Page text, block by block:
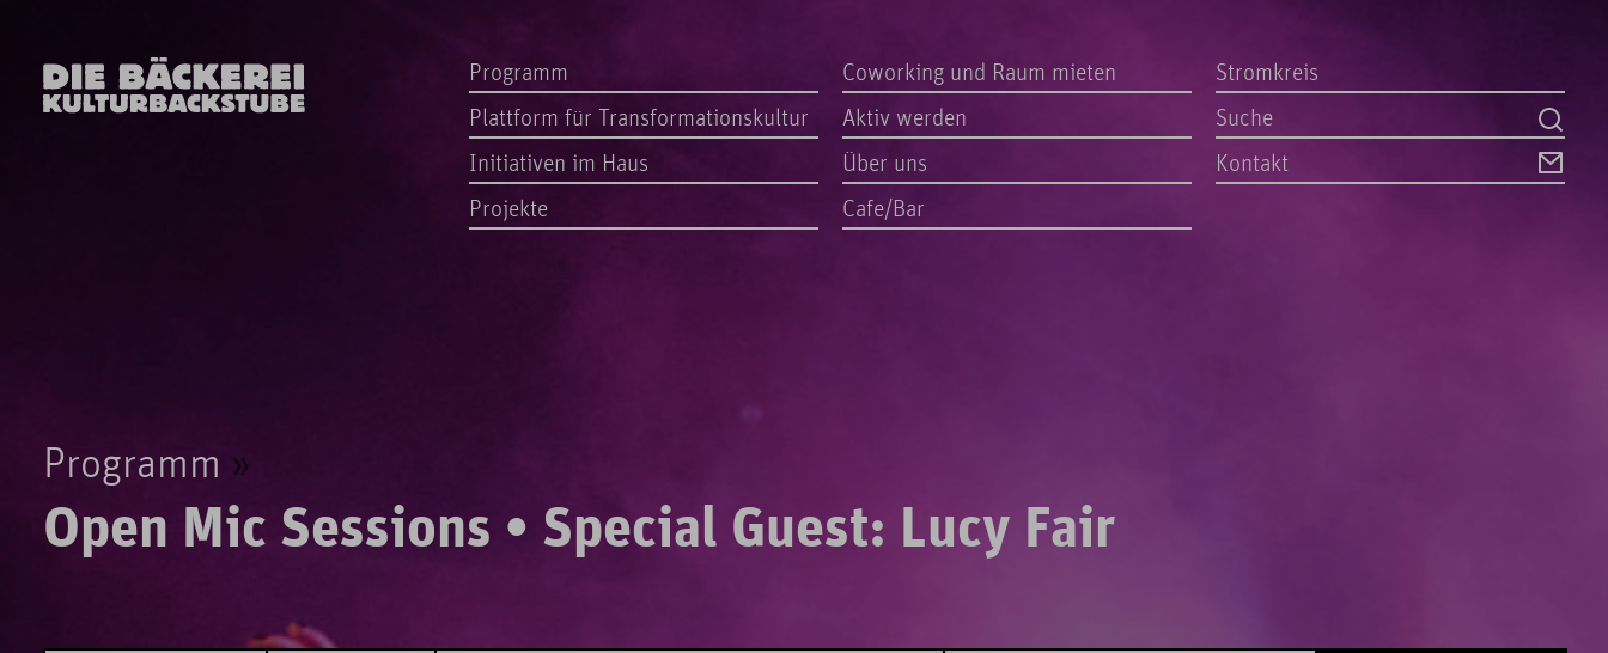
Programm
Plattform für Transformationskultur
Initiativen im Haus
Projekte
Coworking und Raum mieten
Aktiv werden
Über uns
Cafe/Bar
Stromkreis
Kontakt
Programm
Open Mic Sessions • Special Guest: Lucy Fair